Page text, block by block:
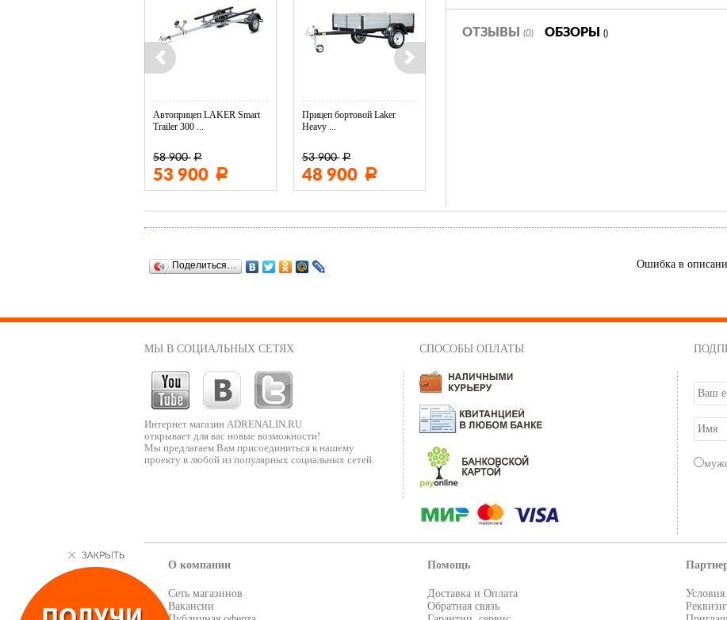
ОТЗЫВЫ (0) ОБЗОРЫ ()
Автоприцеп LAKER Smart
Trailer 300 ...
58 900 Р
53 900 Р
Прицеп бортовой Laker
Heavy ...
53 900 Р
48 900 Р
Ошибка в
Поделиться…
МЫ В СОЦИАЛЬНЫХ СЕТЯХ
Интернет магазин ADRENALIN.RU
открывает для вас новые возможности!
Мы предлагаем Вам присоединиться к нашему
проекту в любой из популярных социальных сетей.
СПОСОБЫ ОПЛАТЫ
О компании
Сеть магазинов
Вакансии
Помощь
Доставка и Оплата
Обратная связь